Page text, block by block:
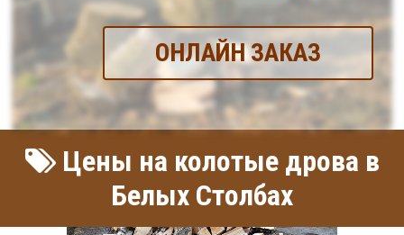
ОНЛАЙН ЗАКАЗ
Цены на колотые дрова в
Белых Столбах